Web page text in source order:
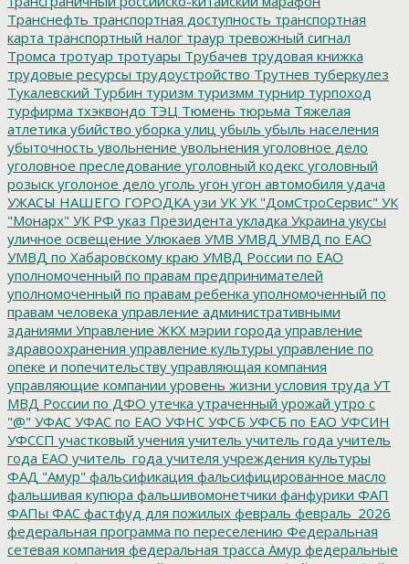
Транснефть транспортная доступность транспортная
карта транспортный налог траур тревожный сигнал
Тромса тротуар тротуары Трубачев трудовая книжка
трудовые ресурсы трудоустройство Трутнев туберкулез
Тукалевский Турбин туризм туризмм турнир турпоход
турфирма тхэквондо ТЭЦ Тюмень тюрьма Тяжелая
атлетика убийство уборка улиц убыль убыль населения
убыточность увольнение увольнения уголовное дело
уголовное преследование уголовный кодекс уголовный
розыск уголоное дело уголь угон угон автомобиля удача
УЖАСЫ НАШЕГО ГОРОДКА узи УК УК "ДомСтроСервис" УК
"Монарх" УК РФ указ Президента укладка Украина укусы
уличное освещение Улюкаев УМВ УМВД УМВД по ЕАО
УМВД по Хабаровскому краю УМВД России по ЕАО
уполномоченный по правам предпринимателей
уполномоченный по правам ребенка уполномоченный по
правам человека управление административными
зданиями Управление ЖКХ мэрии города управление
здравоохранения управление культуры управление по
опеке и попечительству управляющая компания
управляющие компании уровень жизни условия труда УТ
МВД России по ДФО утечка утраченный урожай утро с
"@" УФАС УФАС по ЕАО УФНС УФСБ УФСБ по ЕАО УФСИН
УФССП участковый учения учитель учитель года учитель
года ЕАО учитель_года учителя учреждения культуры
ФАД "Амур" фальсификация фальсифицированное масло
фальшивая купюра фальшивомонетчики фанфурики ФАП
ФАПы ФАС фастфуд для пожилых февраль февраль_2026
федеральная программа по переселению Федеральная
сетевая компания федеральная трасса Амур федеральные